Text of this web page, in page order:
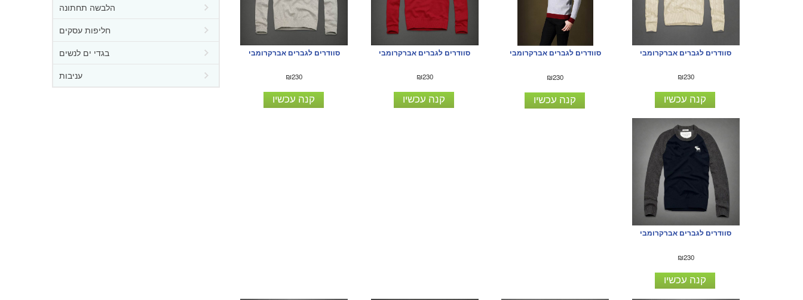
הלבשה תחתונה
חליפות עסקים
בגדי ים לנשים
עניבות
סוודרים לגברים אברקרומבי
₪230
קנה עכשיו
סוודרים לגברים אברקרומבי
₪230
קנה עכשיו
סוודרים לגברים אברקרומבי
₪230
קנה עכשיו
סוודרים לגברים אברקרומבי
₪230
קנה עכשיו
סוודרים לגברים אברקרומבי
₪230
קנה עכשיו